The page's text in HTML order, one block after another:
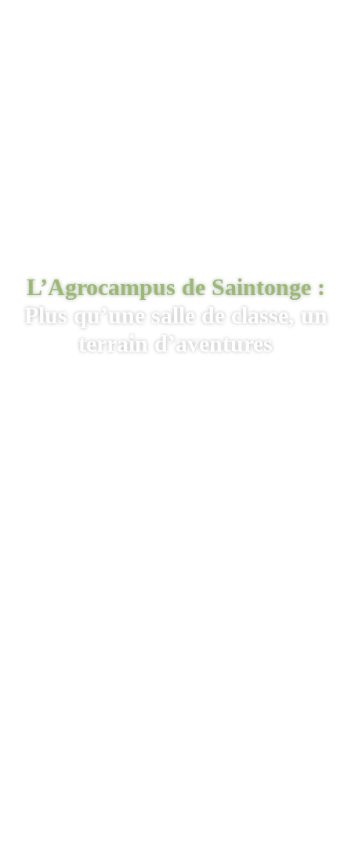
L’Agrocampus de Saintonge :
Plus qu’une salle de classe, un
terrain d’aventures